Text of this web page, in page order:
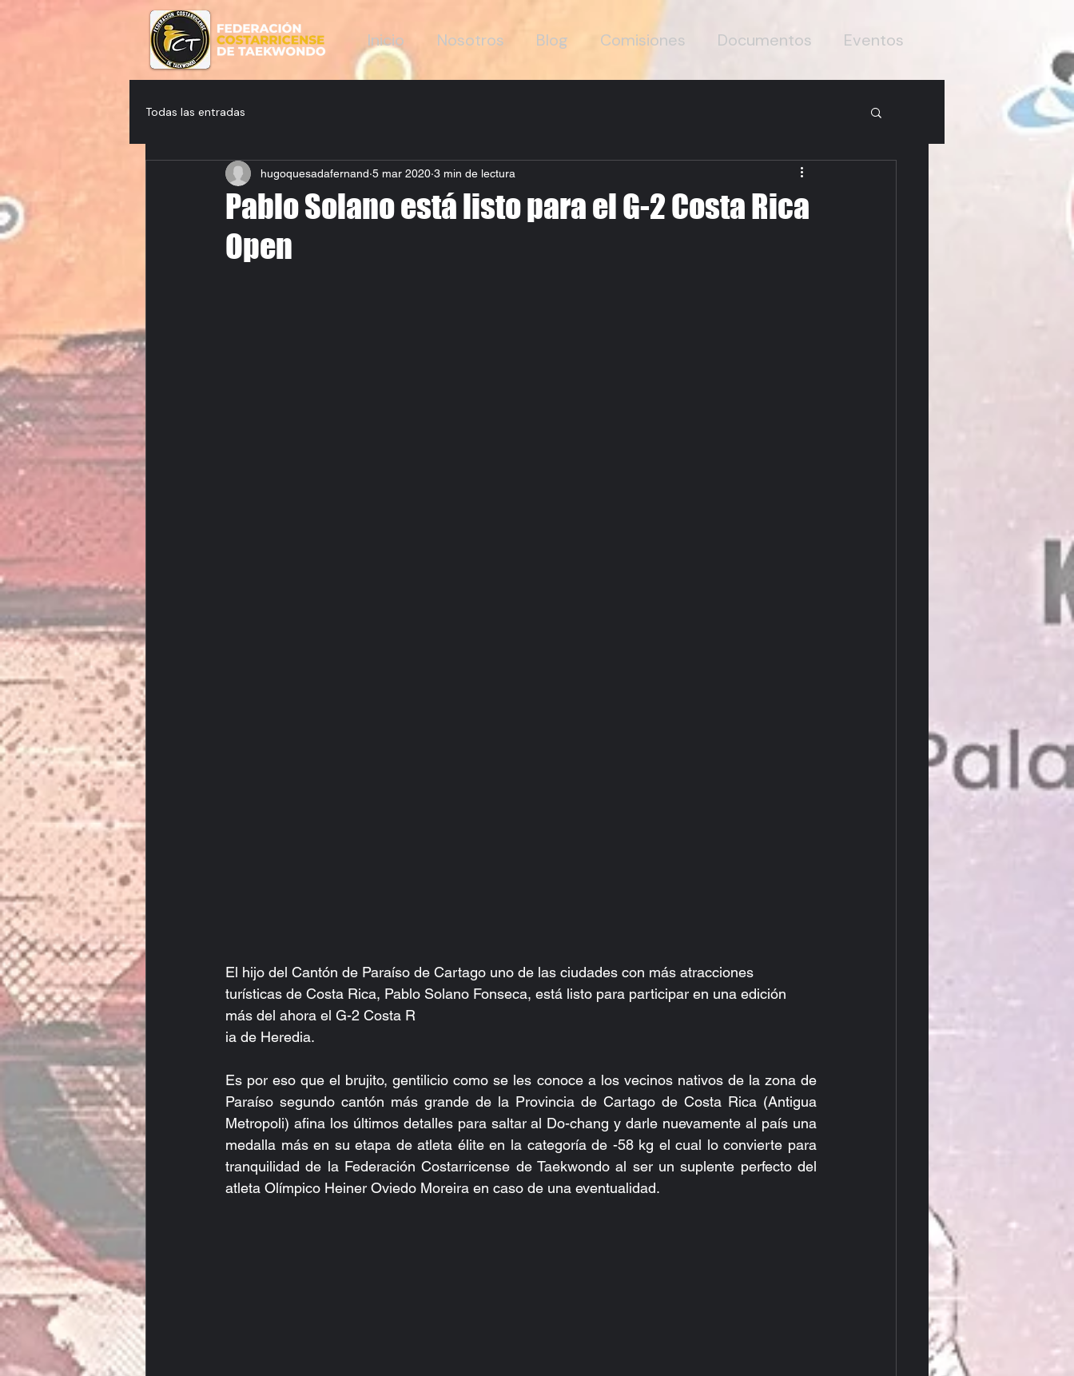
Inicio Nosotros Blog Comisiones Documentos Eventos
Todas las entradas
Pablo Solano está listo para el G-2 Costa Rica
Open
hugoquesadafernand 5 mar 2020 3 min de lectura
El hijo del Cantón de Paraíso de Cartago uno de las ciudades con más atracciones
turísticas de Costa Rica, Pablo Solano Fonseca, está listo para participar en una edición
más del ahora el G-2 Costa R
ia de Heredia.
Es por eso que el brujito, gentilicio como se les conoce a los vecinos nativos de la zona de
Paraíso segundo cantón más grande de la Provincia de Cartago de Costa Rica (Antigua
Metropoli) afina los últimos detalles para saltar al Do-chang y darle nuevamente al país una
medalla más en su etapa de atleta élite en la categoría de -58 kg el cual lo convierte para
tranquilidad de la Federación Costarricense de Taekwondo al ser un suplente perfecto del
atleta Olímpico Heiner Oviedo Moreira en caso de una eventualidad.